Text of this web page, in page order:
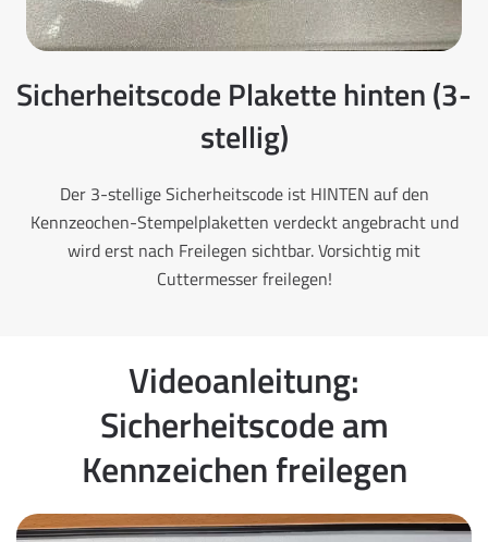
Sicherheitscode Plakette hinten (3-
stellig)
Der 3-stellige Sicherheitscode ist HINTEN auf den
Kennzeochen-Stempelplaketten verdeckt angebracht und
wird erst nach Freilegen sichtbar. Vorsichtig mit
Cuttermesser freilegen!
Videoanleitung:
Sicherheitscode am
Kennzeichen freilegen